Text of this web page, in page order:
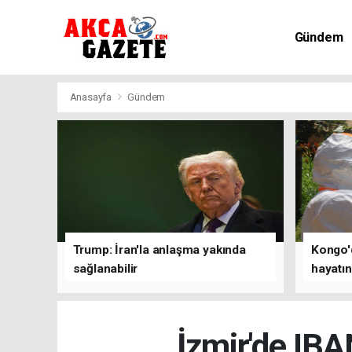
Gündem
Anasayfa Gündem
Trump: İran'la anlaşma yakında
sağlanabilir